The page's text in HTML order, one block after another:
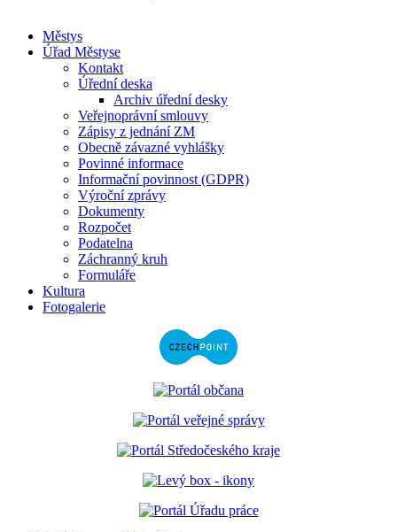
Městys
Úřad Městyse
Kontakt
Úřední deska
Archiv úřední desky
Veřejnoprávní smlouvy
Zápisy z jednání ZM
Obecně závazné vyhlášky
Povinné informace
Informační povinnost (GDPR)
Výroční zprávy
Dokumenty
Rozpočet
Podatelna
Záchranný kruh
Formuláře
Kultura
Fotogalerie